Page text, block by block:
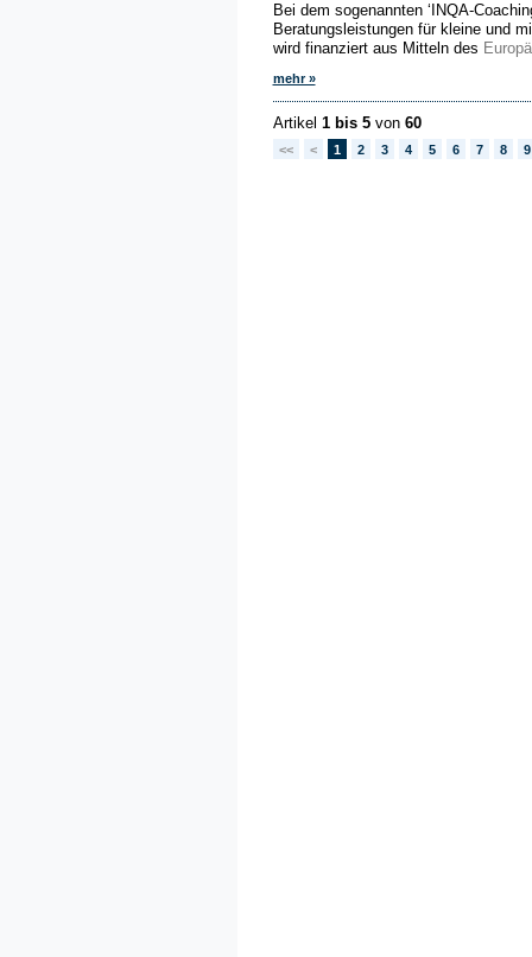
Bei dem sogenannten ‘IN­QA-
Beratungsleistungen für kleine und
wird finanziert aus Mitteln des
mehr »
Artikel 1 bis 5von 60
<< < 1 2 3 4 5 6 7 8 9